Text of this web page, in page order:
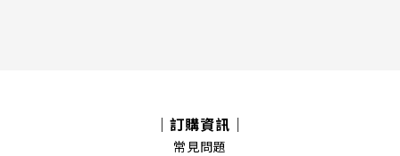
｜訂購資訊｜
常見問題